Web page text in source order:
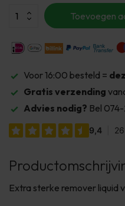
Toevoegen
Voor 16:00 besteld =
Gratis verzending
Advies nodig? Bel
Extra sterke remover liquid